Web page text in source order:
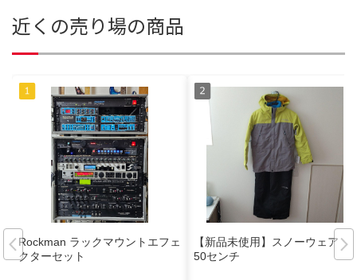
近くの売り場の商品
Rockman ラックマウントエフェ
クターセット
【新品未使用】スノーウェア 1
50センチ